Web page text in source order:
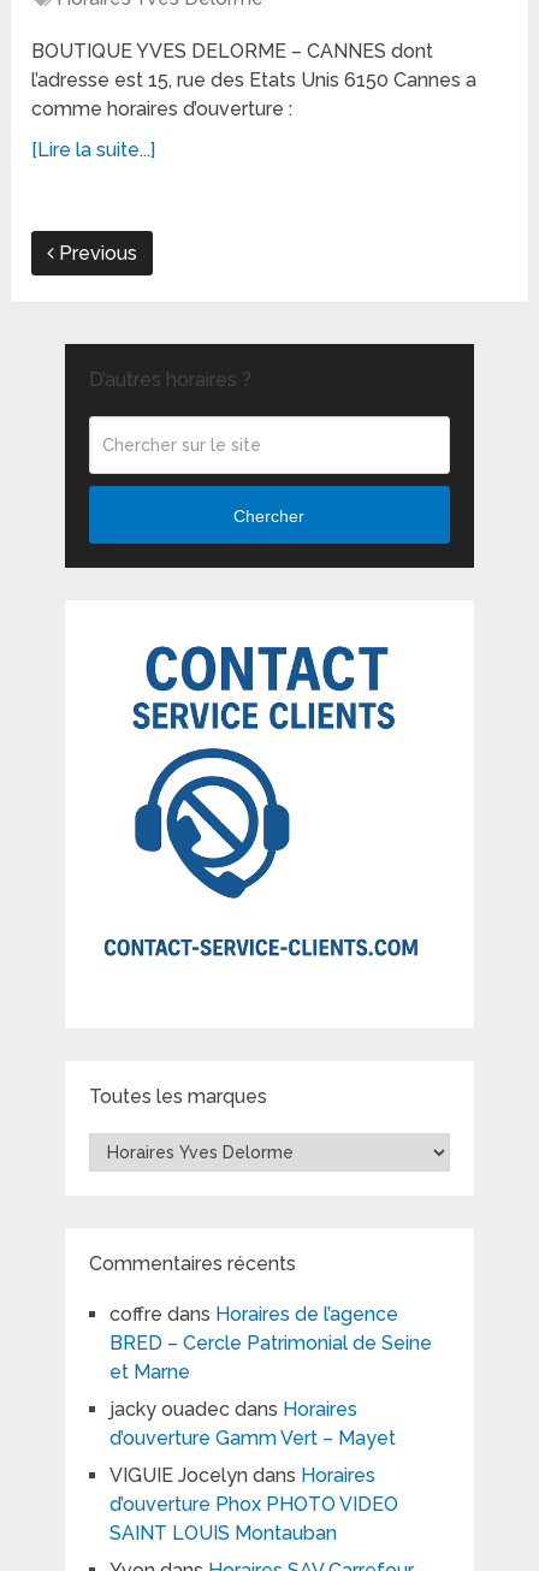
BOUTIQUE YVES DELORME – CANNES dont
l’adresse est 15, rue des Etats Unis 6150 Cannes a
comme horaires d’ouverture :
[Lire la suite...]
Previous
D’autres horaires ?
Chercher
Toutes les marques
Toutes
les
Commentaires récents
coffre dans Horaires de l’agence
BRED – Cercle Patrimonial de Seine
et Marne
jacky ouadecdans Horaires
d’ouverture Gamm Vert – Mayet
VIGUIE Jocelyndans Horaires
d’ouverture Phox PHOTO VIDEO
SAINT LOUIS Montauban